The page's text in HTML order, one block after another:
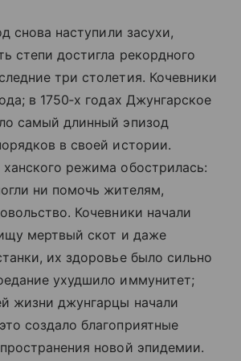
снова наступили засухи,
степи достигла рекордного
три столетия. Кочевники
в 1750‑х годах Джунгарское
самый длинный эпизод
в своей истории.
режима обострилась:
ни помочь жителям,
Кочевники начали
мертвый скот и даже
их здоровье было сильно
ухудшило иммунитет;
жизни джунгарцы начали
создало благоприятные
новой эпидемии.